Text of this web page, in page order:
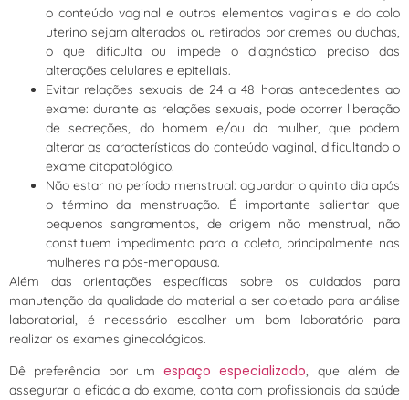
o conteúdo vaginal e outros elementos vaginais e do colo
uterino sejam alterados ou retirados por cremes ou duchas,
o que dificulta ou impede o diagnóstico preciso das
alterações celulares e epiteliais.
Evitar relações sexuais de 24 a 48 horas antecedentes ao
exame: durante as relações sexuais, pode ocorrer liberação
de secreções, do homem e/ou da mulher, que podem
alterar as características do conteúdo vaginal, dificultando o
exame citopatológico.
Não estar no período menstrual: aguardar o quinto dia após
o término da menstruação. É importante salientar que
pequenos sangramentos, de origem não menstrual, não
constituem impedimento para a coleta, principalmente nas
mulheres na pós-menopausa.
Além das orientações específicas sobre os cuidados para
manutenção da qualidade do material a ser coletado para análise
laboratorial, é necessário escolher um bom laboratório para
realizar os exames ginecológicos.
Dê preferência por um espaço especializado, que além de
assegurar a eficácia do exame, conta com profissionais da saúde